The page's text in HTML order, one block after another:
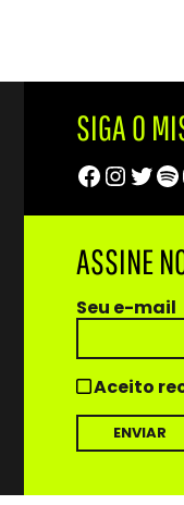
SIGA O
ASSINE
Seu e-mail
Aceito